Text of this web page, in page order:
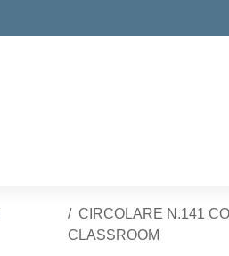
CIRCOLARE N.141
CLASSROOM